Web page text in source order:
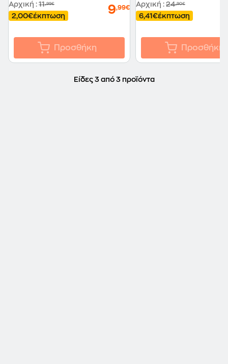
Αρχική : 11,99€
2,00€έκπτωση 9,99€
Προσθήκη
Αρχική : 24,90€
6,41€έκπτωση
Προσθήκη
Είδες 3 από 3 προϊόντα